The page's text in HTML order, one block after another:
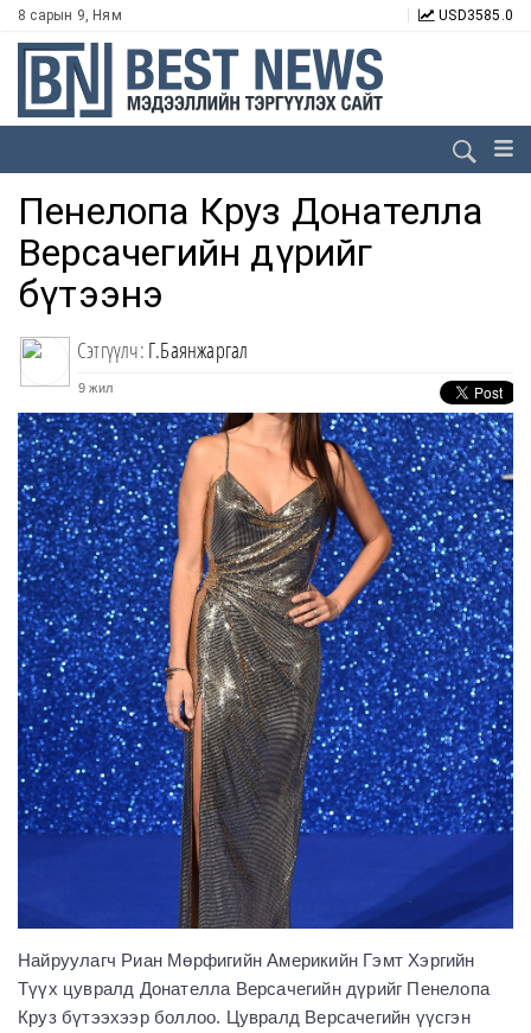
8 сарын 9, Ням USD3585.0
Пенелопа Круз Донателла
Версачегийн дүрийг
бүтээнэ
Сэтгүүлч: Г.Баянжаргал
9 жил
Найруулагч Риан Мөрфигийн Америкийн Гэмт Хэргийн
Түүх цувралд Донателла Версачегийн дүрийг Пенелопа
Круз бүтээхээр боллоо. Цувралд Версачегийн үүсгэн